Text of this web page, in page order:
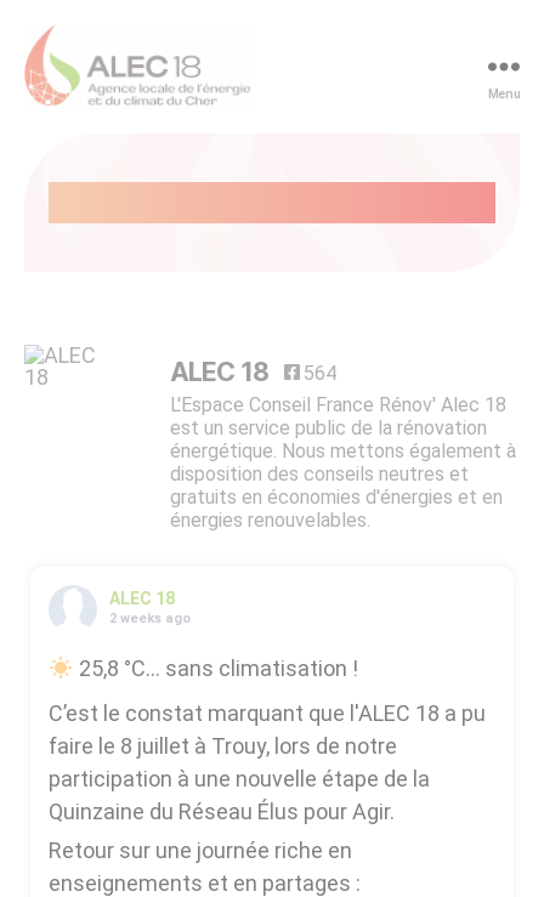
ALEC
Menu
ALEC 18
564
L'Espace Conseil France Rénov' Alec 18
est un service public de la rénovation
énergétique. Nous mettons également à
disposition des conseils neutres et
gratuits en économies d'énergies et en
énergies renouvelables.
ALEC 18
2 weeks ago
25,8 °C… sans climatisation !
C’est le constat marquant que l'ALEC 18 a pu
faire le 8 juillet à Trouy, lors de notre
participation à une nouvelle étape de la
Quinzaine du Réseau Élus pour Agir.
Retour sur une journée riche en
enseignements et en partages :